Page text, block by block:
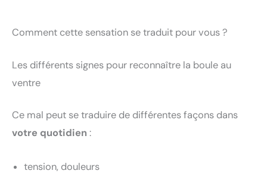
Comment cette sensation se traduit pour vous ?
Les différents signes pour reconnaître la boule au
ventre
Ce mal peut se traduire de différentes façons dans
votre quotidien :
tension, douleurs